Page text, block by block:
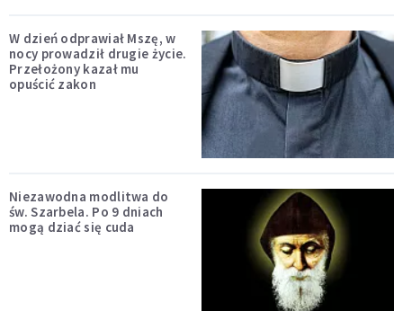
W dzień odprawiał Mszę, w
nocy prowadził drugie życie.
Przełożony kazał mu
opuścić zakon
Niezawodna modlitwa do
św. Szarbela. Po 9 dniach
mogą dziać się cuda